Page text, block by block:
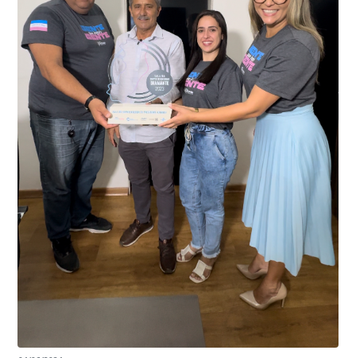
Kennedy, o sistema é integrado com outros municípios
do país, sendo possível a identificação de veículos por
meio do cruzamento de informações, nesse caso
específico, com dados de uma cidade do Estado do Rio
de Janeiro.
“Mais de 100 câmeras foram instaladas na sede e no
interior de Presidente Kennedy, garantindo mais
segurança à população, seja nas ruas, no comércio, os
produtores agropecuários. Estamos no rumo certo,
parabéns a todos os servidores que contribuem para a
segurança da nossa cidade”, destaca o prefeito Dorlei
Fontão.